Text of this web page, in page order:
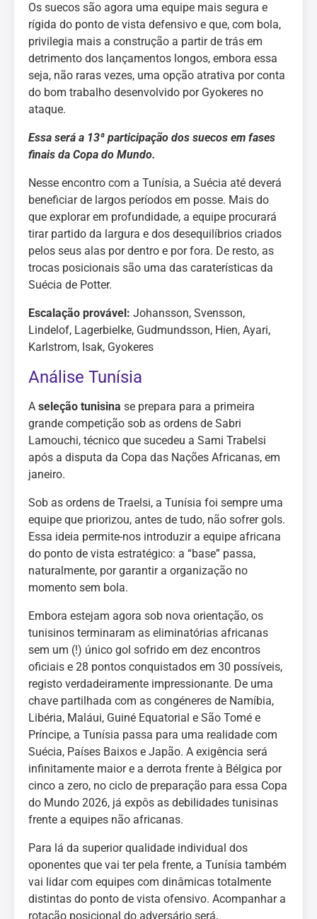
Os suecos são agora uma equipe mais segura e
rígida do ponto de vista defensivo e que, com bola,
privilegia mais a construção a partir de trás em
detrimento dos lançamentos longos, embora essa
seja, não raras vezes, uma opção atrativa por conta
do bom trabalho desenvolvido por Gyokeres no
ataque.
Essa será a 13ª participação dos suecos em fases
finais da Copa do Mundo.
Nesse encontro com a Tunísia, a Suécia até deverá
beneficiar de largos períodos em posse. Mais do
que explorar em profundidade, a equipe procurará
tirar partido da largura e dos desequilíbrios criados
pelos seus alas por dentro e por fora. De resto, as
trocas posicionais são uma das caraterísticas da
Suécia de Potter.
Escalação provável: Johansson, Svensson,
Lindelof, Lagerbielke, Gudmundsson, Hien, Ayari,
Karlstrom, Isak, Gyokeres
Análise Tunísia
A seleção tunisina se prepara para a primeira
grande competição sob as ordens de Sabri
Lamouchi, técnico que sucedeu a Sami Trabelsi
após a disputa da Copa das Nações Africanas, em
janeiro.
Sob as ordens de Traelsi, a Tunísia foi sempre uma
equipe que priorizou, antes de tudo, não sofrer gols.
Essa ideia permite-nos introduzir a equipe africana
do ponto de vista estratégico: a “base” passa,
naturalmente, por garantir a organização no
momento sem bola.
Embora estejam agora sob nova orientação, os
tunisinos terminaram as eliminatórias africanas
sem um (!) único gol sofrido em dez encontros
oficiais e 28 pontos conquistados em 30 possíveis,
registo verdadeiramente impressionante. De uma
chave partilhada com as congéneres de Namíbia,
Libéria, Maláui, Guiné Equatorial e São Tomé e
Príncipe, a Tunísia passa para uma realidade com
Suécia, Países Baixos e Japão. A exigência será
infinitamente maior e a derrota frente à Bélgica por
cinco a zero, no ciclo de preparação para essa Copa
do Mundo 2026, já expôs as debilidades tunisinas
frente a equipes não africanas.
Para lá da superior qualidade individual dos
oponentes que vai ter pela frente, a Tunísia também
vai lidar com equipes com dinâmicas totalmente
distintas do ponto de vista ofensivo. Acompanhar a
rotação posicional do adversário será,